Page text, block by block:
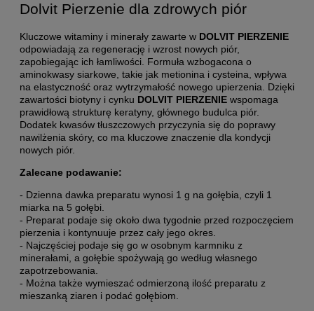
Dolvit Pierzenie dla zdrowych piór
Kluczowe witaminy i minerały zawarte w DOLVIT PIERZENIE
odpowiadają za regenerację i wzrost nowych piór,
zapobiegając ich łamliwości. Formuła wzbogacona o
aminokwasy siarkowe, takie jak metionina i cysteina, wpływa
na elastyczność oraz wytrzymałość nowego upierzenia. Dzięki
zawartości biotyny i cynku DOLVIT PIERZENIE wspomaga
prawidłową strukturę keratyny, głównego budulca piór.
Dodatek kwasów tłuszczowych przyczynia się do poprawy
nawilżenia skóry, co ma kluczowe znaczenie dla kondycji
nowych piór.
Zalecane podawanie:
- Dzienna dawka preparatu wynosi 1 g na gołębia, czyli 1
miarka na 5 gołębi.
- Preparat podaje się około dwa tygodnie przed rozpoczęciem
pierzenia i kontynuuje przez cały jego okres.
- Najczęściej podaje się go w osobnym karmniku z
minerałami, a gołębie spożywają go według własnego
zapotrzebowania.
- Można także wymieszać odmierzoną ilość preparatu z
mieszanką ziaren i podać gołębiom.